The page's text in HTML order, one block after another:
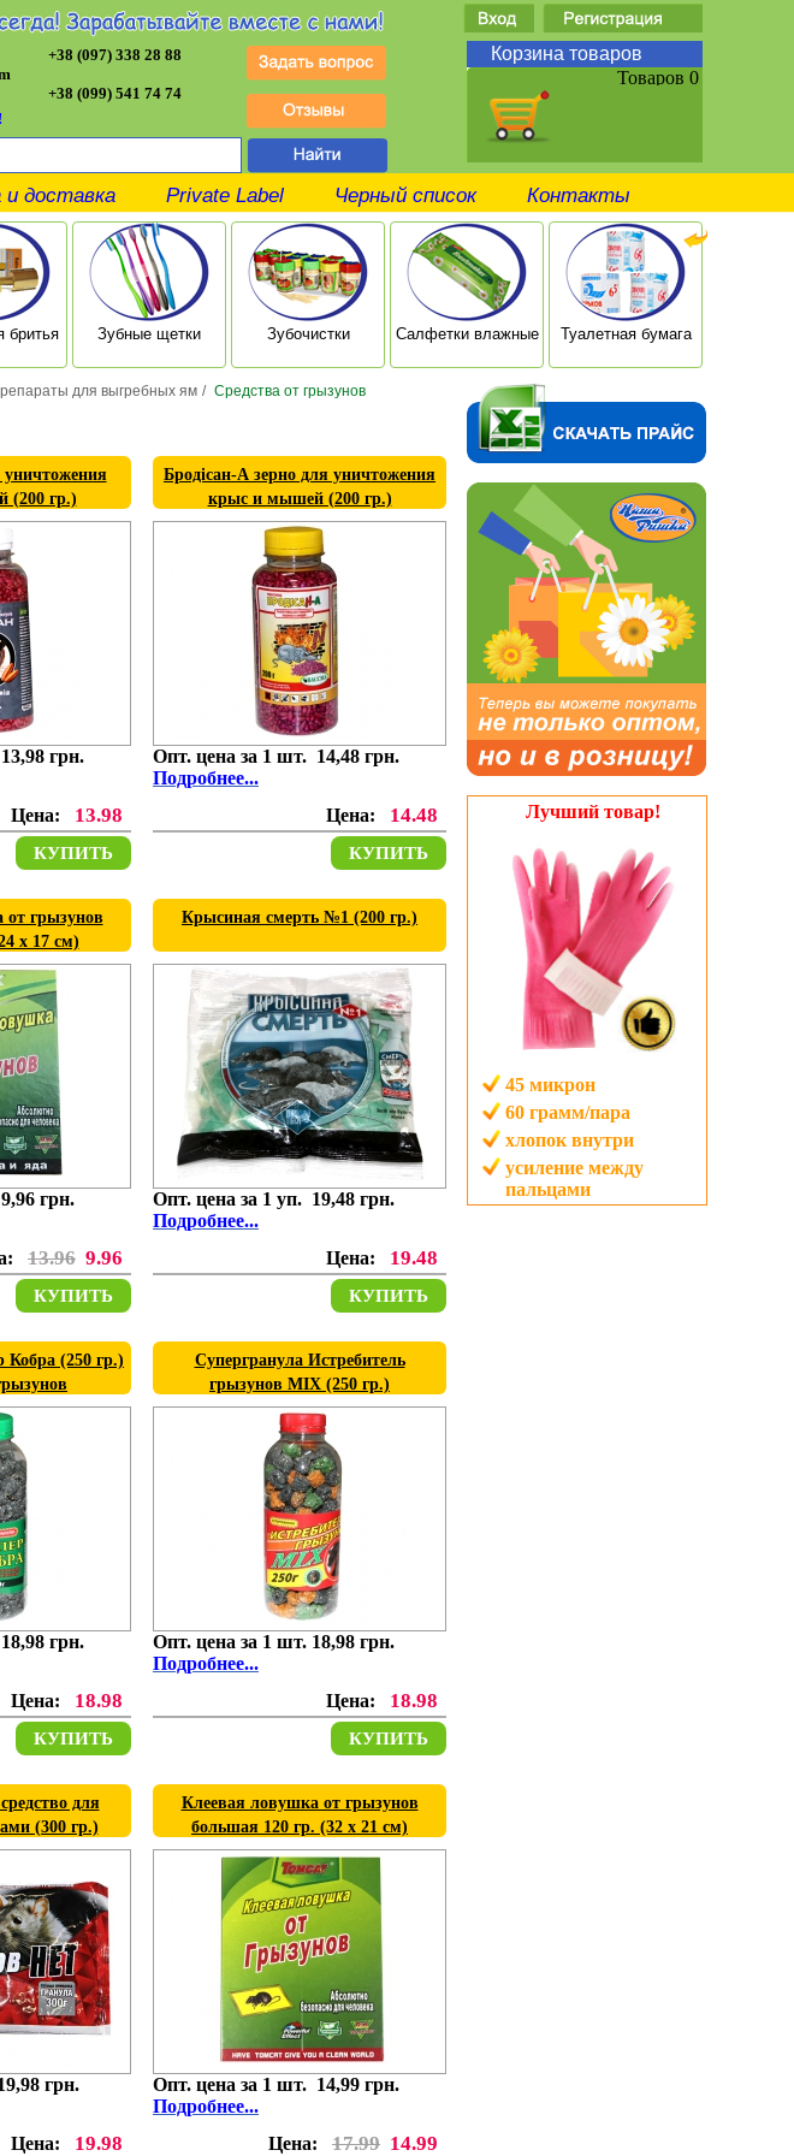
+38 (097) 338 28 88
+38 (099) 541 74 74
доставка Private Label Черный список Контакты
бритья Зубные щетки Зубочистки Салфетки влажные Туалетная бумага
Корзина товаров
Товаров 0
Лучший товар!
45 микрон
60 грамм/пара
хлопок внутри
усиление между
пальцами
для выгребных ям / Средства от грызунов
уничтожения
(200 гр.)
грн.
Цена:
13.98
КУПИТЬ
Бродісан-А зерно для уничтожения
крыс и мышей (200 гр.)
Опт. цена за 1 шт. 14,48 грн.
Подробнее...
Цена:
14.48
КУПИТЬ
от грызунов
х 17 см)
грн.
13.96 9.96
КУПИТЬ
Крысиная смерть №1 (200 гр.)
Опт. цена за 1 уп. 19,48 грн.
Подробнее...
Цена:
19.48
КУПИТЬ
Кобра (250 гр.)
грн.
Цена:
18.98
КУПИТЬ
Супергранула Истребитель
грызунов MIX (250 гр.)
Опт. цена за 1 шт. 18,98 грн.
Подробнее...
Цена:
18.98
КУПИТЬ
для
(300 гр.)
грн.
Цена:
19.98
Клеевая ловушка от грызунов
большая 120 гр. (32 х 21 см)
Опт. цена за 1 шт. 14,99 грн.
Подробнее...
Цена:
17.99 14.99